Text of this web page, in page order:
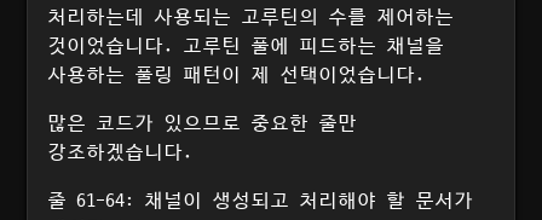
처리하는데 사용되는 고루틴의 수를 제어하는
것이었습니다. 고루틴 풀에 피드하는 채널을
사용하는 풀링 패턴이 제 선택이었습니다.
많은 코드가 있으므로 중요한 줄만
강조하겠습니다.
줄 61-64: 채널이 생성되고 처리해야 할 문서가